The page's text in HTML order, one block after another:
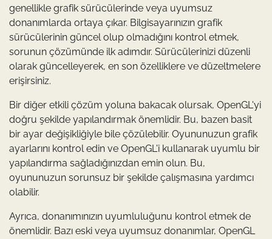
genellikle grafik sürücülerinde veya uyumsuz
donanımlarda ortaya çıkar. Bilgisayarınızın grafik
sürücülerinin güncel olup olmadığını kontrol etmek,
sorunun çözümünde ilk adımdır. Sürücülerinizi düzenli
olarak güncelleyerek, en son özelliklere ve düzeltmelere
erişirsiniz.
Bir diğer etkili çözüm yoluna bakacak olursak, OpenGL'yi
doğru şekilde yapılandırmak önemlidir. Bu, bazen basit
bir ayar değişikliğiyle bile çözülebilir. Oyununuzun grafik
ayarlarını kontrol edin ve OpenGL'i kullanarak uyumlu bir
yapılandırma sağladığınızdan emin olun. Bu,
oyununuzun sorunsuz bir şekilde çalışmasına yardımcı
olabilir.
Ayrıca, donanımınızın uyumluluğunu kontrol etmek de
önemlidir. Bazı eski veya uyumsuz donanımlar, OpenGL